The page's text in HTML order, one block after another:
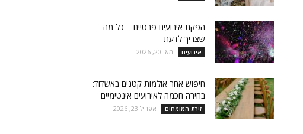
הפקת אירועים פרטיים – כל מה
שצריך לדעת
אירועים מאי 20, 2026
חיפוש אחר אולמות קטנים באשדוד:
בחירה חכמה לאירועים אינטימיים
זירת המומחים אפריל 23, 2026